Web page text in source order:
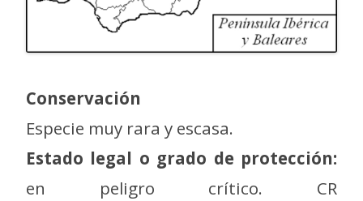
Conservación
Especie muy rara y escasa.
Estado legal o grado de protección:
en peligro crítico. CR